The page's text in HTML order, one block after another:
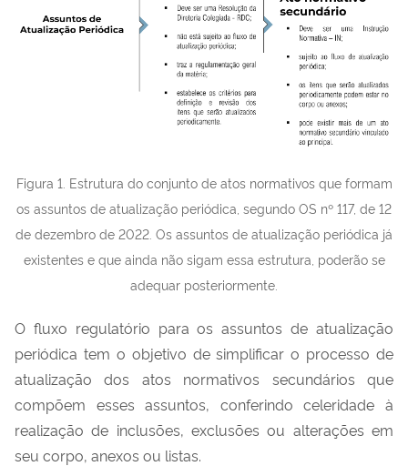
Figura 1. Estrutura do conjunto de atos normativos que formam
os assuntos de atualização periódica, segundo OS nº 117, de 12
de dezembro de 2022. Os assuntos de atualização periódica já
existentes e que ainda não sigam essa estrutura, poderão se
adequar posteriormente.
O fluxo regulatório para os assuntos de atualização
periódica tem o objetivo de simplificar o processo de
atualização dos atos normativos secundários que
compõem esses assuntos, conferindo celeridade à
realização de inclusões, exclusões ou alterações em
seu corpo, anexos ou listas.